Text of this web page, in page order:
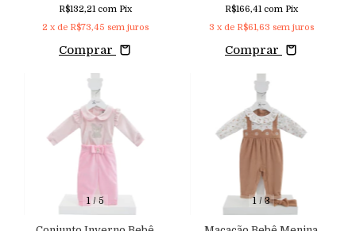
Aconchego
R$132,21 com Pix
2 x de R$73,45 sem juros
Comprar
Aconchego
R$166,41 com Pix
3 x de R$61,63 sem juros
Comprar
1/ 5 1/3